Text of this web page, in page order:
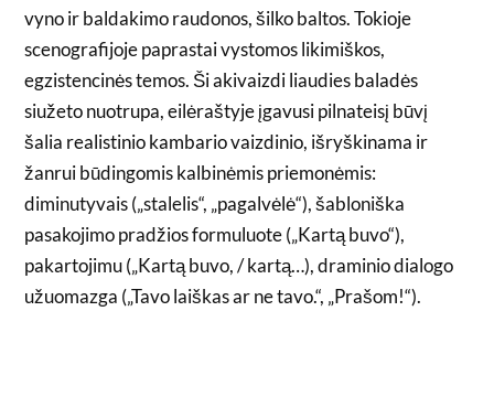
vyno ir baldakimo raudonos, šilko baltos. Tokioje
scenografijoje paprastai vystomos likimiškos,
egzistencinės temos. Ši akivaizdi liaudies baladės
siužeto nuotrupa, eilėraštyje įgavusi pilnateisį būvį
šalia realistinio kambario vaizdinio, išryškinama ir
žanrui būdingomis kalbinėmis priemonėmis:
diminutyvais („stalelis“, „pagalvėlė“), šabloniška
pasakojimo pradžios formuluote („Kartą buvo“),
pakartojimu („Kartą buvo, / kartą…), draminio dialogo
užuomazga („Tavo laiškas ar ne tavo.“, „Prašom!“).